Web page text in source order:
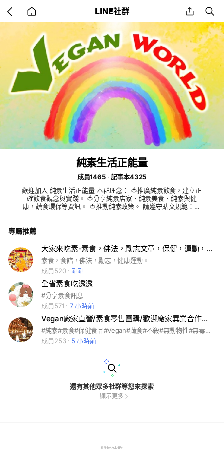
back
to
home
LINE社群 share
純素生活正能量
成員1465
記事本4325
歡迎加入 純素生活正能量 本群理念： 🍅推廣純素飲食，建立正
確飲食觀念與實踐。 🍅分享純素店家、純素美食、純素與健
康，蔬食環保等資訊。 🍅推動純素政策。 請遵守貼文規範： 1.
食生活的相關連結，與純素生活不相關之連結與檔案會被刪除。
專屬推薦
大家來吃素-素食，佛法，勵志文章，保健，運動，風景旅遊。
素食，食譜，佛法，勵志，健康運動。
成員520
剛剛
全省素食吃透透
#分享素食訊息
成員571
7 小時前
Vegan廠家直營/素食零售團購/歡迎廠家異業合作交流
#純素#素食#保健食品#Vegan#蔬食#不殺#無動物性#無毒健康
成員253
5 小時前
還有其他眾多社群等您來探索
顯示更多